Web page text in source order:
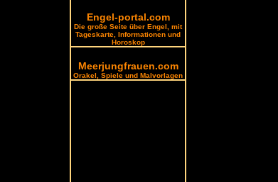
Engel-portal.com
Die große Seite über Engel, mit
Tageskarte, Informationen und
Horoskop
Meerjungfrauen.com
Orakel, Spiele und Malvorlagen